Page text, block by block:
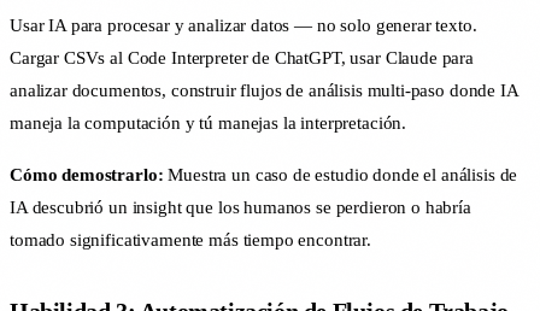
Usar IA para procesar y analizar datos — no solo generar texto.
Cargar CSVs al Code Interpreter de ChatGPT, usar Claude para
analizar documentos, construir flujos de análisis multi-paso donde IA
maneja la computación y tú manejas la interpretación.
Cómo demostrarlo: Muestra un caso de estudio donde el análisis de
IA descubrió un insight que los humanos se perdieron o habría
tomado significativamente más tiempo encontrar.